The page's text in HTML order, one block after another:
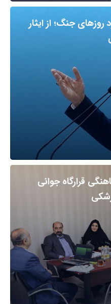
روزهای جنگ؛ از ایثار
قرارگاه جوانی